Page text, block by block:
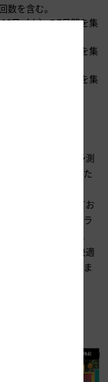
を含む。
日（火）の7日間を集
（日）の11日間を集
（月）の11日間を集
発時間を渋滞が予測
を避けてご利用いた
通情報を提供してお
ただき、快適なドラ
ることができ、快適
転をお願いいたしま
いします！